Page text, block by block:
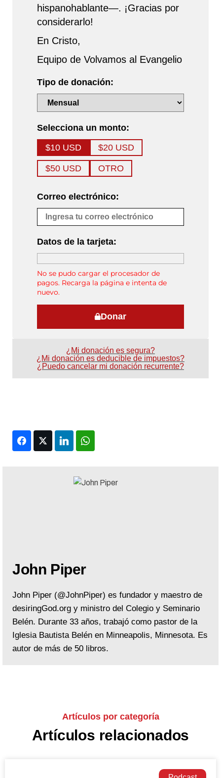
hispanohablante—. ¡Gracias por
considerarlo!
En Cristo,
Equipo de Volvamos al Evangelio
Tipo de donación:
Selecciona un monto:
$10 USD
$20 USD
$50 USD OTRO
Correo electrónico:
Datos de la tarjeta:
No se pudo cargar el procesador de
pagos. Recarga la página e intenta de
nuevo.
Donar
¿Mi donación es segura?
¿Mi donación es deducible de impuestos?
¿Puedo cancelar mi donación recurrente?
FacebookTwitter LinkedIn
John Piper
John Piper (@JohnPiper) es fundador y maestro de
desiringGod.org y ministro del Colegio y Seminario
Belén. Durante 33 años, trabajó como pastor de la
Iglesia Bautista Belén en Minneapolis, Minnesota. Es
autor de más de 50 libros.
Artículos por categoría
Artículos relacionados